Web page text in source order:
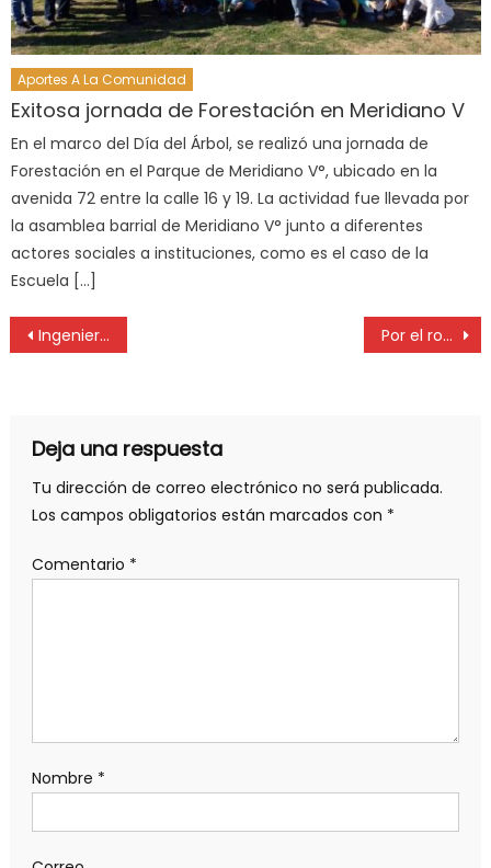
Aportes A La Comunidad
Exitosa jornada de Forestación en Meridiano V
En el marco del Día del Árbol, se realizó una jornada de
Forestación en el Parque de Meridiano V°, ubicado en la
avenida 72 entre la calle 16 y 19. La actividad fue llevada por
la asamblea barrial de Meridiano V° junto a diferentes
actores sociales a instituciones, como es el caso de la
Escuela […]
Ingeniería articula acciones con recicladores para el cuidado del medio ambiente Por el robo en una aparente inmobiliaria, el Colegio de Martilleros de La Plata advierte que no figura en su registro
Deja una respuesta
Tu dirección de correo electrónico no será publicada.
Los campos obligatorios están marcados con *
Comentario *
Nombre *